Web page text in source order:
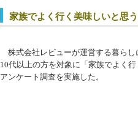
家族でよく行く美味しいと思
株式会社レビューが運営する暮ら
10代以上の方を対象に「家族でよく
アンケート調査を実施した。